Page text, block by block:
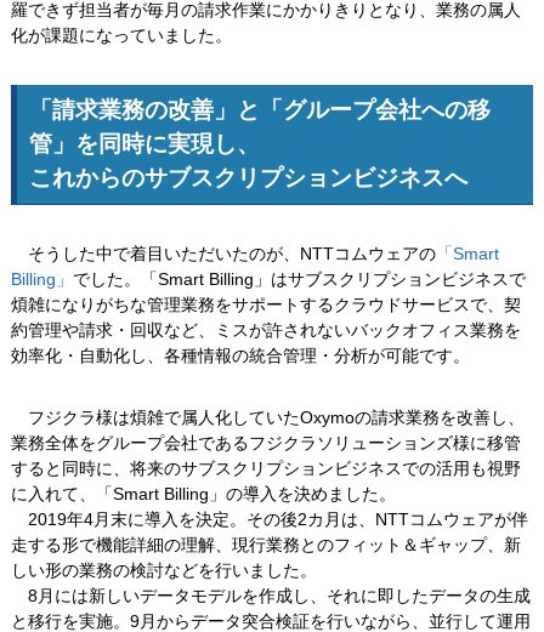
羅できず担当者が毎月の請求作業にかかりきりとなり、業務の属人
化が課題になっていました。
「請求業務の改善」と「グループ会社への移
管」を同時に実現し、
これからのサブスクリプションビジネスへ
そうした中で着目いただいたのが、NTTコムウェアの「Smart
Billing」 でした。「Smart Billing」はサブスクリプションビジネスで
煩雑になりがちな管理業務をサポートするクラウドサービスで、契
約管理や請求・回収など、ミスが許されないバックオフィス業務を
効率化・自動化し、各種情報の統合管理・分析が可能です。
フジクラ様は煩雑で属人化していたOxymoの請求業務を改善し、
業務全体をグループ会社であるフジクラソリューションズ様に移管
すると同時に、将来のサブスクリプションビジネスでの活用も視野
に入れて、「Smart Billing」の導入を決めました。
2019年4月末に導入を決定。その後2カ月は、NTTコムウェアが伴
走する形で機能詳細の理解、現行業務とのフィット＆ギャップ、新
しい形の業務の検討などを行いました。
8月には新しいデータモデルを作成し、それに即したデータの生成
と移行を実施。9月からデータ突合検証を行いながら、並行して運用